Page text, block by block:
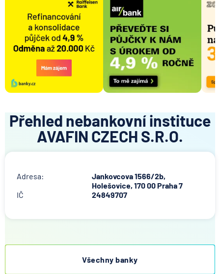
Přehled nebankovní instituce
AVAFIN CZECH S.R.O.
Adresa:
Jankovcova 1566/2b,
Holešovice, 170 00 Praha 7
IČ
24849707
Všechny banky